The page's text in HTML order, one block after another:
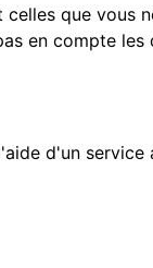
que
en compte
d'un